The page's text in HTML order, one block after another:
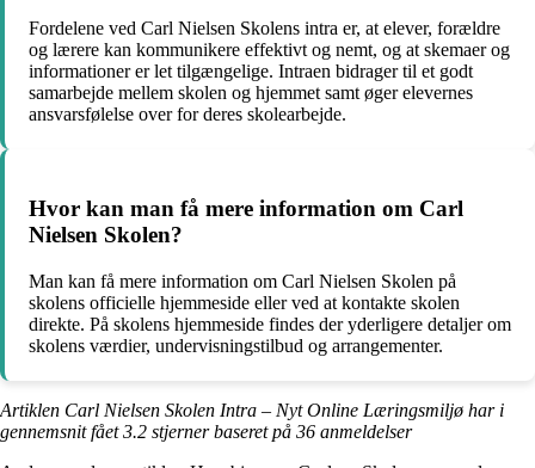
Fordelene ved Carl Nielsen Skolens intra er, at elever, forældre
og lærere kan kommunikere effektivt og nemt, og at skemaer og
informationer er let tilgængelige. Intraen bidrager til et godt
samarbejde mellem skolen og hjemmet samt øger elevernes
ansvarsfølelse over for deres skolearbejde.
Hvor kan man få mere information om Carl
Nielsen Skolen?
Man kan få mere information om Carl Nielsen Skolen på
skolens officielle hjemmeside eller ved at kontakte skolen
direkte. På skolens hjemmeside findes der yderligere detaljer om
skolens værdier, undervisningstilbud og arrangementer.
Artiklen Carl Nielsen Skolen Intra – Nyt Online Læringsmiljø har i
gennemsnit fået3.2 stjerner baseret på 36 anmeldelser